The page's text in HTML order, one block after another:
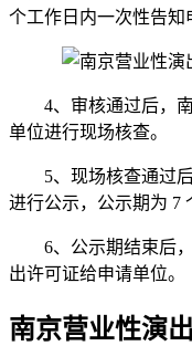
个工作日内一次性告知
4、审核通过后，
单位进行现场核查。
5、现场核查通过
进行公示，公示期为 7
6、公示期结束后
出许可证给申请单位。
南京营业性演